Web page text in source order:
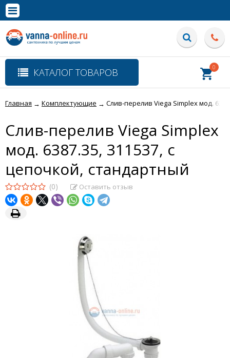
Полная версия сайта
КАТАЛОГ ТОВАРОВ 0
Главная → Комплектующие → Слив-перелив Viega Simplex мод.
Слив-перелив Viega Simplex
мод. 6387.35, 311537, с
цепочкой, стандартный
(0) Оставить отзыв